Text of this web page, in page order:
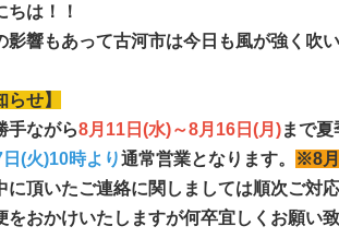
ちは！！
影響もあって古河市は今日も風が強く吹
らせ】
手ながら8月11日(水)～8月16日(月)まで夏
(火)10時より通常営業となります。
※8月
に頂いたご連絡に関しましては順次ご対
をおかけいたしますが何卒宜しくお願い致